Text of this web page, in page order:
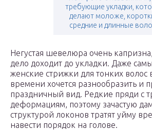
требующие укладки,
делают моложе,
средние и длинные
Негустая шевелюра очень
дело доходит до укладки. Даже
женские стрижки для тонких волос
времени хочется разнообразить и
праздничный вид. Редкие пряди с
деформациям, поэтому зачастую
структурой локонов тратят уйму
навести порядок на голове.